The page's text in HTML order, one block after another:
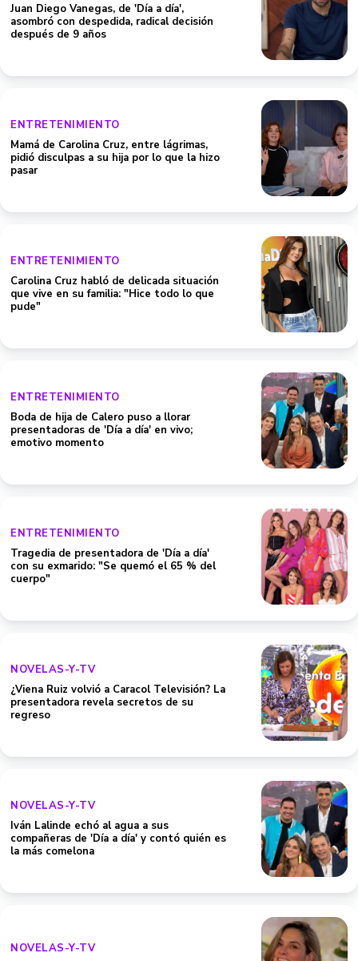
Juan Diego Vanegas, de 'Día a día',
asombró con despedida, radical decisión
después de 9 años
ENTRETENIMIENTO
Mamá de Carolina Cruz, entre lágrimas,
pidió disculpas a su hija por lo que la hizo
pasar
ENTRETENIMIENTO
Carolina Cruz habló de delicada situación
que vive en su familia: "Hice todo lo que
pude"
ENTRETENIMIENTO
Boda de hija de Calero puso a llorar
presentadoras de 'Día a día' en vivo;
emotivo momento
ENTRETENIMIENTO
Tragedia de presentadora de 'Día a día'
con su exmarido: "Se quemó el 65 % del
cuerpo"
NOVELAS-Y-TV
¿Viena Ruiz volvió a Caracol Televisión? La
presentadora revela secretos de su
regreso
NOVELAS-Y-TV
Iván Lalinde echó al agua a sus
compañeras de 'Día a día' y contó quién es
la más comelona
NOVELAS-Y-TV